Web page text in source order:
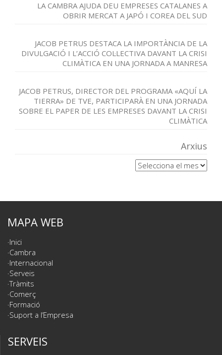
LA CAMBRA AJUDA DEU EMPRESES CATALANES A
OBRIR MERCAT A JAPÓ I COREA DEL SUD
JACOB PETRUS DESTACA LA IMPORTÀNCIA DE LA
DIVULGACIÓ I L’ACCIÓ COL·LECTIVA DAVANT LA CRISI
CLIMÀTICA EN UNA JORNADA A MANRESA
JACOB PETRUS, DIRECTOR DEL PROGRAMA «AQUÍ LA
TIERRA» DE TVE, PARTICIPARÀ EN UNA JORNADA
SOBRE EL PAPER DE LES EMPRESES DAVANT LA CRISI
CLIMÀTICA
Arxius
Arxius
MAPA WEB
Inici
Cambra
Internacional
Serveis
Tràmits
Comerç
Formació
Suport a l’Empresa
SERVEIS